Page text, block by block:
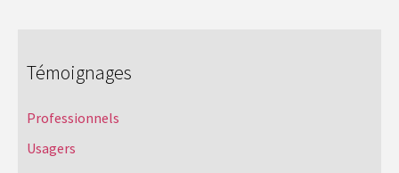
Témoignages
Professionnels
Usagers